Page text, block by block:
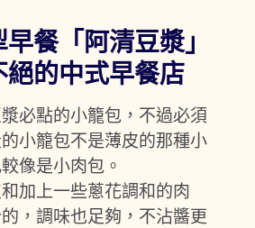
餐「阿清豆漿」
絕的中式早餐店
必點的小籠包，不過必須
小籠包不是薄皮的那種小
像是小肉包。
加上一些蔥花調和的肉
，調味也足夠，不沾醬更